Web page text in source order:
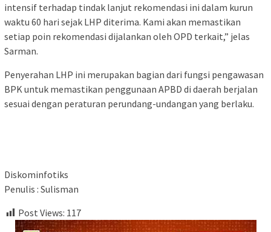
intensif terhadap tindak lanjut rekomendasi ini dalam kurun
waktu 60 hari sejak LHP diterima. Kami akan memastikan
setiap poin rekomendasi dijalankan oleh OPD terkait,” jelas
Sarman.
Penyerahan LHP ini merupakan bagian dari fungsi pengawasan
BPK untuk memastikan penggunaan APBD di daerah berjalan
sesuai dengan peraturan perundang-undangan yang berlaku.
Diskominfotiks
Penulis : Sulisman
Post Views: 117